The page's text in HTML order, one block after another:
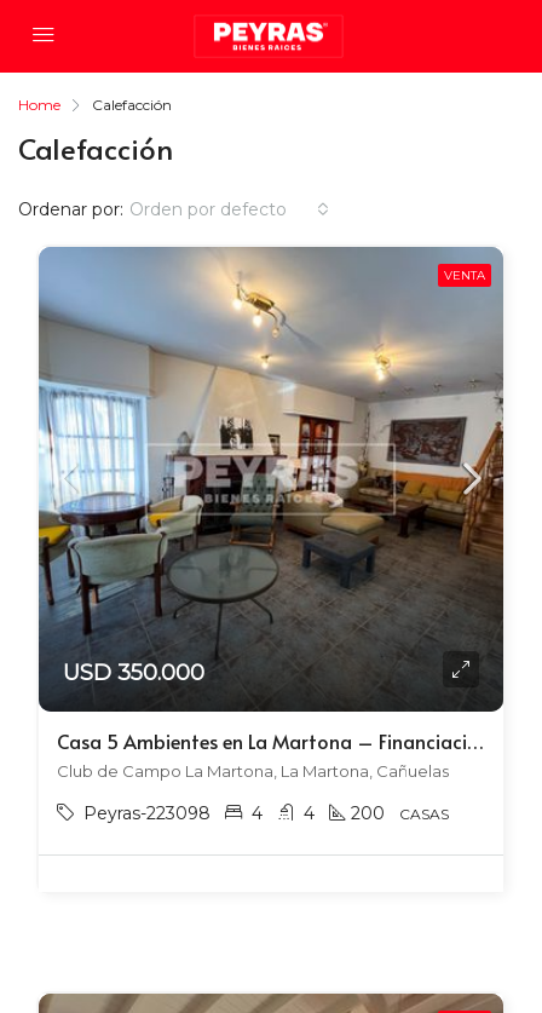
Home Calefacción
Calefacción
Ordenar por: Orden por defecto
VENTA
USD 350.000
Casa 5 Ambientes en La Martona – Financiación y Permuta / Parte de Pago
Club de Campo La Martona, La Martona, Cañuelas
Peyras-223098 4 4 200 CASAS